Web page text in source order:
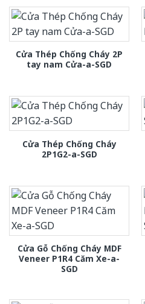
Cửa Thép Chống Cháy 2P
tay nam Cửa-a-SGD
Cửa Thép Chống Cháy
2P1G2-a-SGD
Cửa Gỗ Chống Cháy MDF
Veneer P1R4 Căm Xe-a-
SGD